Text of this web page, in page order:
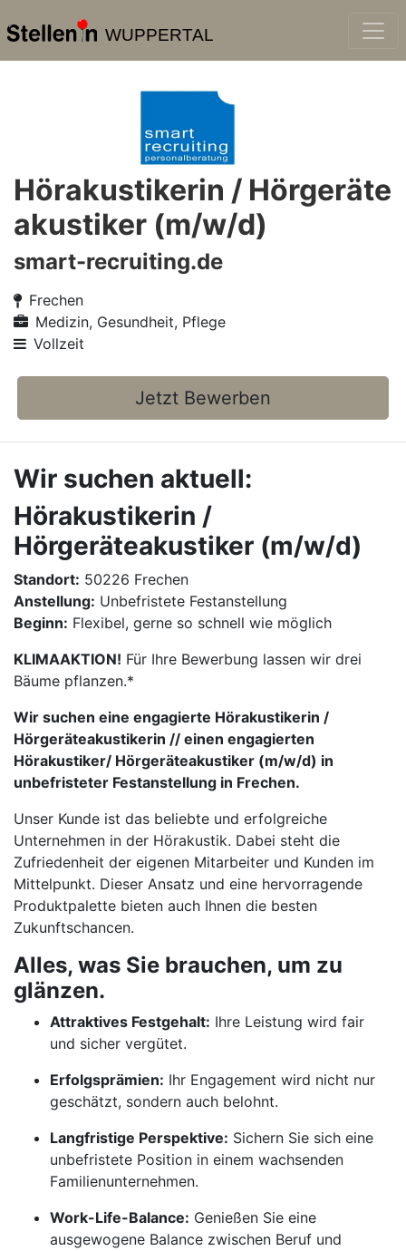
WUPPERTAL
Hörakustikerin / Hörgeräte
akustiker (m/w/d)
smart-recruiting.de
Frechen
Medizin, Gesundheit, Pflege
Vollzeit
Jetzt Bewerben
Wir suchen aktuell:
Hörakustikerin /
Hörgeräteakustiker (m/w/d)
Standort: 50226 Frechen
Anstellung: Unbefristete Festanstellung
Beginn: Flexibel, gerne so schnell wie möglich
KLIMAAKTION! Für Ihre Bewerbung lassen wir drei
Bäume pflanzen.*
Wir suchen eine engagierte Hörakustikerin /
Hörgeräteakustikerin // einen engagierten
Hörakustiker/ Hörgeräteakustiker (m/w/d) in
unbefristeter Festanstellung in Frechen.
Unser Kunde ist das beliebte und erfolgreiche
Unternehmen in der Hörakustik. Dabei steht die
Zufriedenheit der eigenen Mitarbeiter und Kunden im
Mittelpunkt. Dieser Ansatz und eine hervorragende
Produktpalette bieten auch Ihnen die besten
Zukunftschancen.
Alles, was Sie brauchen, um zu
glänzen.
Attraktives Festgehalt: Ihre Leistung wird fair
und sicher vergütet.
Erfolgsprämien: Ihr Engagement wird nicht nur
geschätzt, sondern auch belohnt.
Langfristige Perspektive: Sichern Sie sich eine
unbefristete Position in einem wachsenden
Familienunternehmen.
Work-Life-Balance: Genießen Sie eine
ausgewogene Balance zwischen Beruf und